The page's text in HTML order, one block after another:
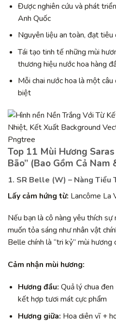
Được nghiên cứu và phát
Anh Quốc
Nguyên liệu an toàn, đạt tiêu
Tái tạo tinh tế những mùi
thương hiệu nước hoa hàng
Mỗi chai nước hoa là một
biệt
Top 11 Mùi Hương
Bão” (Bao Gồm Cả Nam
1. SR Belle (W) – Nàng Tiểu
Lấy cảm hứng từ: Lancôme La
Nếu bạn là cô nàng yêu thích
muốn tỏa sáng như nhân vật
Belle chính là “tri kỷ” mùi hương
Cảm nhận mùi hương:
Hương đầu: Quả lý chua
kết hợp tươi mát cực phẩm
Hương giữa: Hoa diên vĩ +